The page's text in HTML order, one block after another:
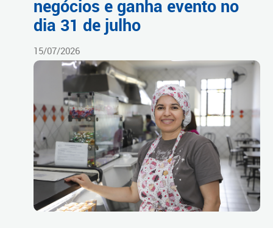
negócios e ganha evento no
dia 31 de julho
15/07/2026